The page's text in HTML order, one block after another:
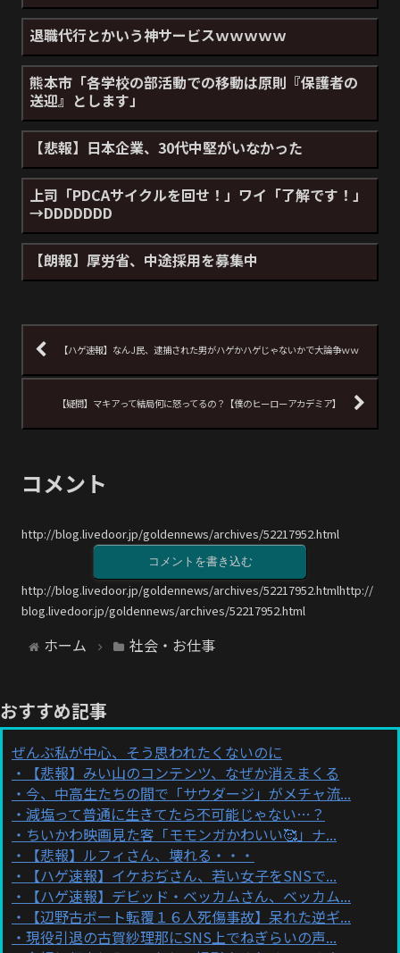
退職代行とかいう神サービスｗｗｗｗｗ
熊本市「各学校の部活動での移動は原則『保護者の
送迎』とします」
【悲報】日本企業、30代中堅がいなかった
上司「PDCAサイクルを回せ！」ワイ「了解です！」
→DDDDDDD
【朗報】厚労省、中途採用を募集中
【ハゲ速報】なんJ民、逮捕された男がハゲかハゲじゃないかで大論争ｗｗ
【疑問】マキアって結局何に怒ってるの？【僕のヒーローアカデミア】
コメント
http://blog.livedoor.jp/goldennews/archives/52217952.html
コメントを書き込む
http://blog.livedoor.jp/goldennews/archives/52217952.htmlhttp://
blog.livedoor.jp/goldennews/archives/52217952.html
ホーム 社会・お仕事
おすすめ記事
ぜんぶ私が中心、そう思われたくないのに
【悲報】みい山のコンテンツ、なぜか消えまくる
今、中高生たちの間で「サウダージ」がメチャ流...
減塩って普通に生きてたら不可能じゃない…？
ちいかわ映画見た客「モモンガかわいい🥰」ナ...
【悲報】ルフィさん、壊れる・・・
【ハゲ速報】イケおぢさん、若い女子をSNSで...
【ハゲ速報】デビッド・ベッカムさん、ベッカム...
【辺野古ボート転覆１６人死傷事故】呆れた逆ギ...
現役引退の古賀紗理那にSNS上でねぎらいの声...